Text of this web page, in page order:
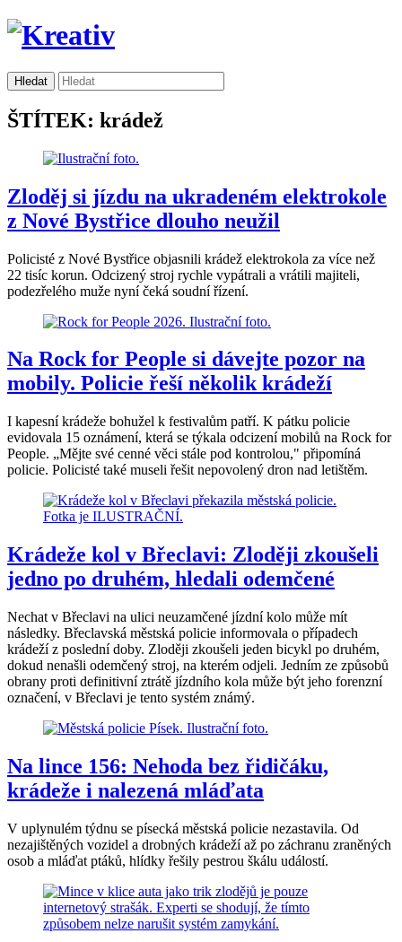
ŠTÍTEK: krádež
Zloděj si jízdu na ukradeném elektrokole
z Nové Bystřice dlouho neužil
Policisté z Nové Bystřice objasnili krádež elektrokola za více než
22 tisíc korun. Odcizený stroj rychle vypátrali a vrátili majiteli,
podezřelého muže nyní čeká soudní řízení.
Na Rock for People si dávejte pozor na
mobily. Policie řeší několik krádeží
I kapesní krádeže bohužel k festivalům patří. K pátku policie
evidovala 15 oznámení, která se týkala odcizení mobilů na Rock for
People. „Mějte své cenné věci stále pod kontrolou," připomíná
policie. Policisté také museli řešit nepovolený dron nad letištěm.
Krádeže kol v Břeclavi: Zloději zkoušeli
jedno po druhém, hledali odemčené
Nechat v Břeclavi na ulici neuzamčené jízdní kolo může mít
následky. Břeclavská městská policie informovala o případech
krádeží z poslední doby. Zloději zkoušeli jeden bicykl po druhém,
dokud nenašli odemčený stroj, na kterém odjeli. Jedním ze způsobů
obrany proti definitivní ztrátě jízdního kola může být jeho forenzní
označení, v Břeclavi je tento systém známý.
Na lince 156: Nehoda bez řidičáku,
krádeže i nalezená mláďata
V uplynulém týdnu se písecká městská policie nezastavila. Od
nezajištěných vozidel a drobných krádeží až po záchranu zraněných
osob a mláďat ptáků, hlídky řešily pestrou škálu událostí.